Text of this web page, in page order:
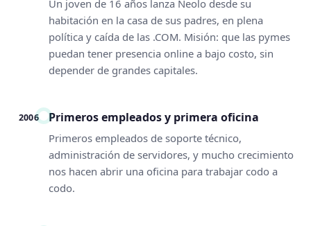
Un joven de 16 años lanza Neolo desde su
habitación en la casa de sus padres, en plena
política y caída de las .COM. Misión: que las pymes
puedan tener presencia online a bajo costo, sin
depender de grandes capitales.
2006 Primeros empleados y primera oficina
Primeros empleados de soporte técnico,
administración de servidores, y mucho crecimiento
nos hacen abrir una oficina para trabajar codo a
codo.